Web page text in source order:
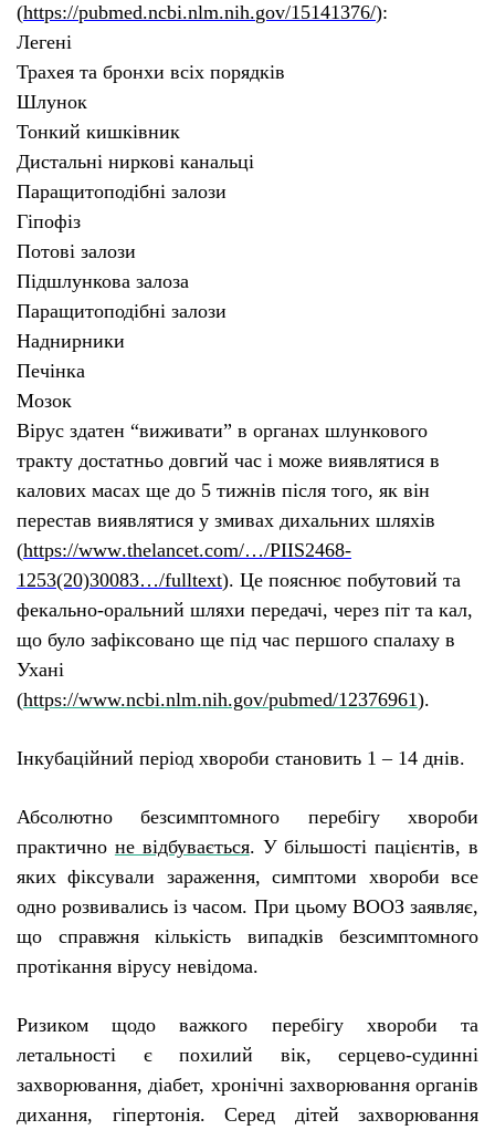
(https://pubmed.ncbi.nlm.nih.gov/15141376/):
Легені
Трахея та бронхи всіх порядків
Шлунок
Тонкий кишківник
Дистальні ниркові канальці
Паращитоподібні залози
Гіпофіз
Потові залози
Підшлункова залоза
Паращитоподібні залози
Наднирники
Печінка
Мозок
Вірус здатен “виживати” в органах шлункового
тракту достатньо довгий час і може виявлятися в
калових масах ще до 5 тижнів після того, як він
перестав виявлятися у змивах дихальних шляхів
(https://www.thelancet.com/…/PIIS2468-
1253(20)30083…/fulltext). Це пояснює побутовий та
фекально-оральний шляхи передачі, через піт та кал,
що було зафіксовано ще під час першого спалаху в
Ухані
(https://www.ncbi.nlm.nih.gov/pubmed/12376961).
Інкубаційний період хвороби становить 1 – 14 днів.
Абсолютно безсимптомного перебігухвороби
практично не відбувається. У більшості пацієнтів, в
яких фіксували зараження, симптоми хвороби все
одно розвивались із часом. При цьому ВООЗ заявляє,
що справжня кількість випадків безсимптомного
протікання вірусу невідома.
Ризиком щодо важкого перебігу хвороби та
летальності є похилий вік, серцево-судинні
захворювання, діабет, хронічні захворювання органів
дихання, гіпертонія. Серед дітей захворювання